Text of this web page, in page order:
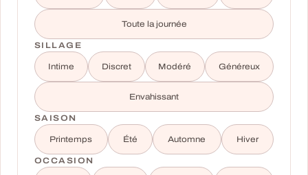
Toute la journée
SILLAGE
Intime Discret Modéré Généreux
Envahissant
SAISON
Printemps Été Automne Hiver
OCCASION